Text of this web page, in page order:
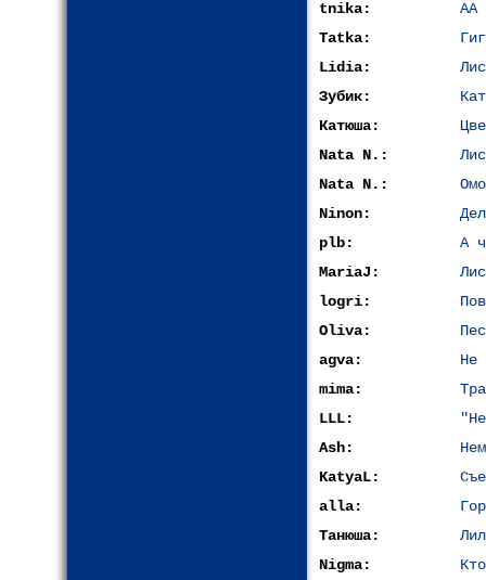
tnika:
AA
Tatka:
Lidia:
Зубик:
Катюша:
Nata N.:
Nata N.:
Ninon:
plb:
А
MariaJ:
logri:
Oliva:
agva:
Не
mima:
LLL:
Ash:
KatyaL:
alla:
Танюша:
Nigma: